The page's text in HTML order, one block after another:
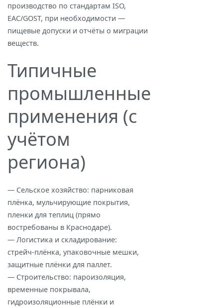
производство по стандартам ISO,
EAC/GOST, при необходимости —
пищевые допуски и отчёты о миграции
веществ.
Типичные
промышленные
применения (с
учётом
региона)
— Сельское хозяйство: парниковая
плёнка, мульчирующие покрытия,
пленки для теплиц (прямо
востребованы в Краснодаре).
— Логистика и складирование:
стрейч‑плёнка, упаковочные мешки,
защитные плёнки для паллет.
— Строительство: пароизоляция,
временные покрывала,
гидроизоляционные плёнки и